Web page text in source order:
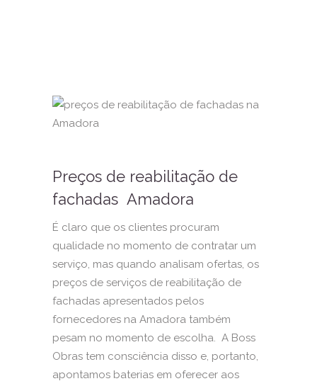
Preços de reabilitação de
fachadas Amadora
É claro que os clientes procuram
qualidade no momento de contratar um
serviço, mas quando analisam ofertas, os
preços de serviços de reabilitação de
fachadas apresentados pelos
fornecedores na Amadora também
pesam no momento de escolha. A Boss
Obras tem consciência disso e, portanto,
apontamos baterias em oferecer aos